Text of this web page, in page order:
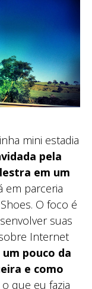
mini estadia
pela
em um
em parceria
O foco é
suas
Internet
pouco da
e como
o que eu fazia